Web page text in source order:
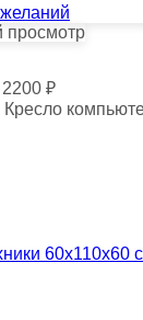
просмотр
2200 ₽
Кресло